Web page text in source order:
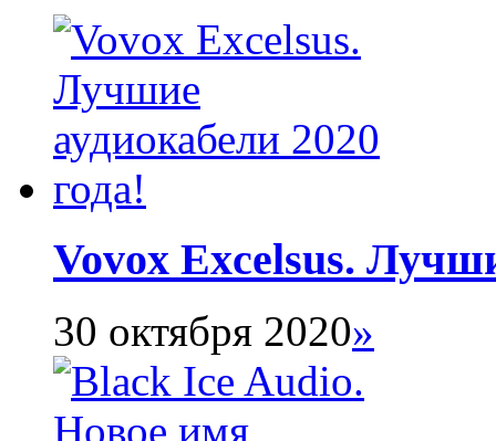
Vovox Excelsus.
30 октября 2020»